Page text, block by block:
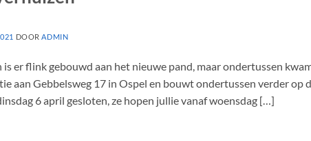
DOORADMIN
is er flink gebouwd aan het nieuwe pand, maar ondertussen
aan Gebbelsweg 17 in Ospel en bouwt ondertussen verder op
6 april gesloten, ze hopen jullie vanaf woensdag […]